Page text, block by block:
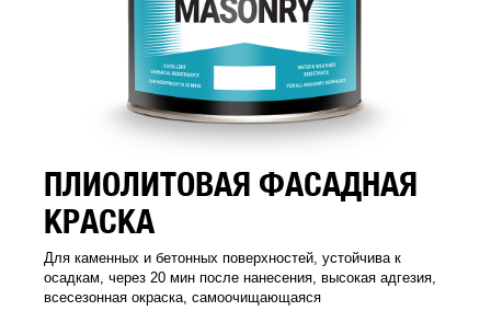
ПЛИОЛИТОВАЯ ФАСАДНАЯ
КРАСКА
Для каменных и бетонных поверхностей, устойчива к
осадкам, через 20 мин после нанесения, высокая адгезия,
всесезонная окраска, самоочищающаяся